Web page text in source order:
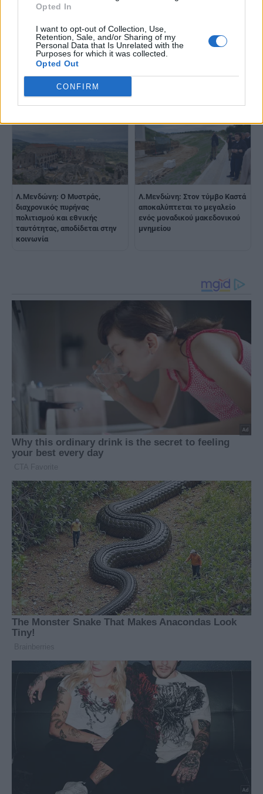
Opted In
I want to opt-out of Collection, Use,
Retention, Sale, and/or Sharing of my
Personal Data that Is Unrelated with the
Purposes for which it was collected.
Opted Out
CONFIRM
Λ.Μενδώνη: Το πολιτιστικό
απόθεμα των νησιών μας,
ενισχύει την άμυνα της
πατρίδας
Λ.Μενδώνη: Μετατρέπουμε
Σπάρτης σε ισχυρό μοχλό
Λ.Μενδώνη: Ο Μυστράς,
διαχρονικός πυρήνας
πολιτισμού και εθνικής
ταυτότητας, αποδίδεται στην
κοινωνία
Λ.Μενδώνη: Στον τύμβο Καστά
αποκαλύπτεται το μεγαλείο
ενός μοναδικού μακεδονικού
μνημείου